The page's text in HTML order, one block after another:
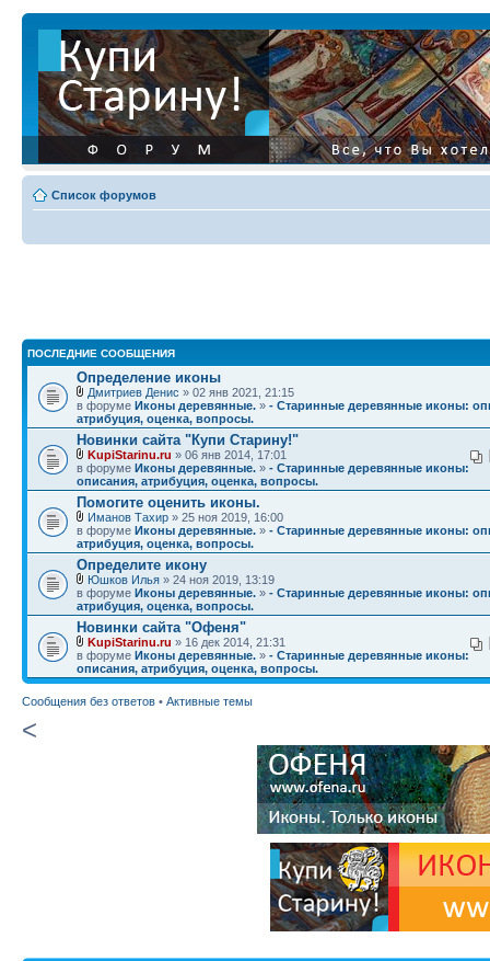
Список форумов
ПОСЛЕДНИЕ СООБЩЕНИЯ
Определение иконы
Дмитриев Денис » 02 янв 2021, 21:15
в форуме Иконы деревянные. » - Старинные деревянные иконы:
атрибуция, оценка, вопросы.
Новинки сайта "Купи Старину!"
KupiStarinu.ru » 06 янв 2014, 17:01
в форуме Иконы деревянные. » - Старинные деревянные иконы:
описания, атрибуция, оценка, вопросы.
Помогите оценить иконы.
Иманов Тахир » 25 ноя 2019, 16:00
в форуме Иконы деревянные. » - Старинные деревянные иконы:
атрибуция, оценка, вопросы.
Определите икону
Юшков Илья » 24 ноя 2019, 13:19
в форуме Иконы деревянные. » - Старинные деревянные иконы:
атрибуция, оценка, вопросы.
Новинки сайта "Офеня"
KupiStarinu.ru » 16 дек 2014, 21:31
в форуме Иконы деревянные. » - Старинные деревянные иконы:
описания, атрибуция, оценка, вопросы.
Сообщения без ответов • Активные темы
<